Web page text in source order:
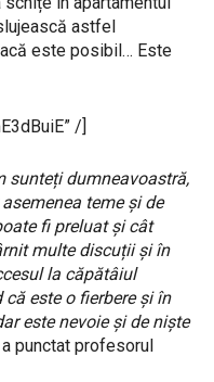
astfel
este posibil… Este
/]
sunteți dumneavoastră,
teme și de
fi preluat și cât
multe discuții și în
la căpătâiul
este o fierbere și în
este nevoie și de niște
a punctat profesorul